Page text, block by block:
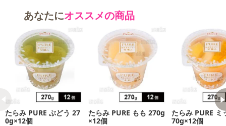
あなたにオススメの商品
たらみ PURE ぶどう 27
0g×12個
たらみ PURE もも 270g
×12個
たらみ PURE ミ
70g×12個